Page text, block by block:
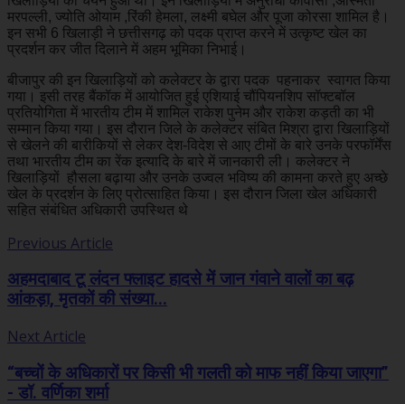
मरपल्ली, ज्योति ओयाम ,रिंकी हेमला, लक्ष्मी बघेल और पूजा कोरसा शामिल है।
इन सभी 6 खिलाड़ी ने छत्तीसगढ़ को पदक प्राप्त करने में उत्कृष्ट खेल का
प्रदर्शन कर जीत दिलाने में अहम भूमिका निभाई।
बीजापुर की इन खिलाड़ियों को कलेक्टर के द्वारा पदक पहनाकर स्वागत किया
गया। इसी तरह बैंकॉक में आयोजित हुई एशियाई चौंपियनशिप सॉफ्टबॉल
प्रतियोगिता में भारतीय टीम में शामिल राकेश पुनेम और राकेश कड़ती का भी
सम्मान किया गया। इस दौरान जिले के कलेक्टर संबित मिश्रा द्वारा खिलाड़ियों
से खेलने की बारीकियों से लेकर देश-विदेश से आए टीमों के बारे उनके परफॉर्मेंस
तथा भारतीय टीम का रेंक इत्यादि के बारे में जानकारी ली। कलेक्टर ने
खिलाड़ियों हौसला बढ़ाया और उनके उज्वल भविष्य की कामना करते हुए अच्छे
खेल के प्रदर्शन के लिए प्रोत्साहित किया। इस दौरान जिला खेल अधिकारी
सहित संबंधित अधिकारी उपस्थित थे
Previous Article
अहमदाबाद टू लंदन फ्लाइट हादसे में जान गंवाने वालों का बढ़
आंकड़ा, मृतकों की संख्या...
Next Article
“बच्चों के अधिकारों पर किसी भी गलती को माफ नहीं किया जाएगा”
- डॉ. वर्णिका शर्मा